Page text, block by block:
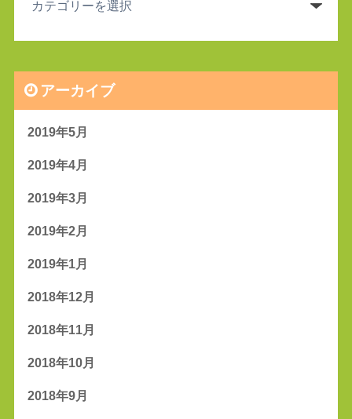
アーカイブ
2019年5月
2019年4月
2019年3月
2019年2月
2019年1月
2018年12月
2018年11月
2018年10月
2018年9月